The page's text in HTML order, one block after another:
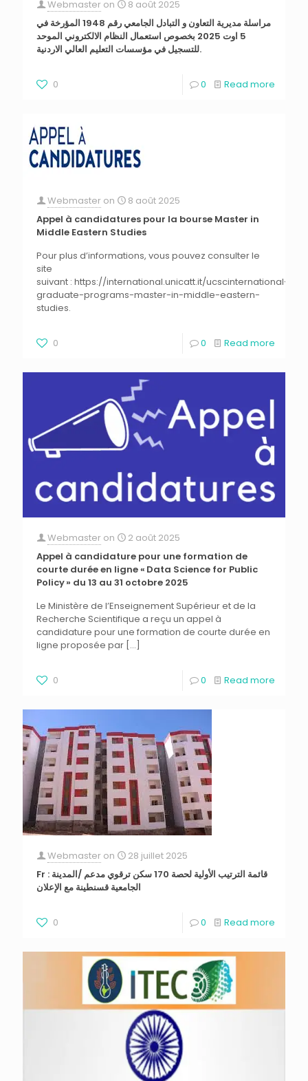
Webmaster on
8 août 2025
مراسلة مديرية التعاون و التبادل الجامعي رقم 1948 المؤرخة في
5 اوت 2025 بخصوص استعمال النظام الالكتروني الموحد
للتسجيل في مؤسسات التعليم العالي الاردنية.
0 0 Read more
Webmaster on
8 août 2025
Appel à candidatures pour la bourse Master in
Middle Eastern Studies
Pour plus d’informations, vous pouvez consulter le
site
suivant : https://international.unicatt.it/ucscinternational-
graduate-programs-master-in-middle-eastern-
studies.
0 0 Read more
Webmaster on
2 août 2025
Appel à candidature pour une formation de
courte durée en ligne « Data Science for Public
Policy » du 13 au 31 octobre 2025
Le Ministère de l’Enseignement Supérieur et de la
Recherche Scientifique a reçu un appel à
candidature pour une formation de courte durée en
ligne proposée par […]
0 0 Read more
Webmaster on
28 juillet 2025
Fr : قائمة الترتيب الأولية لحصة 170 سكن ترقوي مدعم /المدينة
الجامعية قسنطينة مع الإعلان
0 0 Read more